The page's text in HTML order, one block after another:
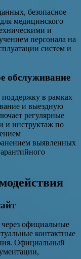
безопасное
медицинского
и
персонала на
систем и
обслуживание
поддержку в рамках
и выездную
регулярные
и инструктаж по
выявленных
через официальные
контактные
Официальный